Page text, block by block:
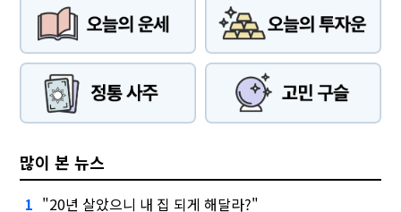
많이 본 뉴스
1 "20년 살았으니 내 집 되게 해달라?"